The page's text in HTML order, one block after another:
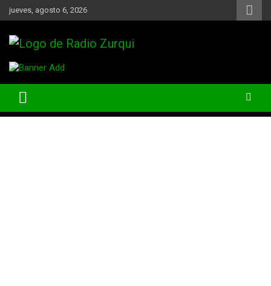
Skip
to
jueves, agosto 6, 2026
Radio Zurqui